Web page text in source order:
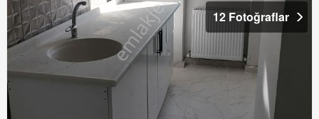
12 Fotoğraflar